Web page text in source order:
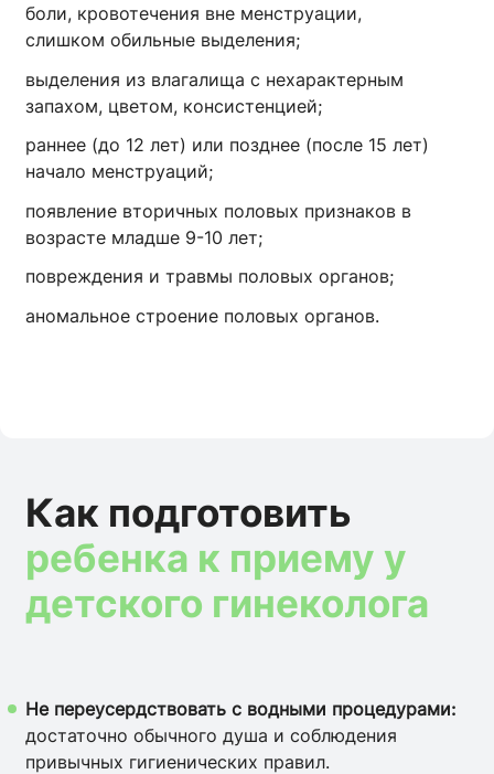
боли, кровотечения вне менструации,
слишком обильные выделения;
выделения из влагалища с нехарактерным
запахом, цветом, консистенцией;
раннее (до 12 лет) или позднее (после 15 лет)
начало менструаций;
появление вторичных половых признаков в
возрасте младше 9-10 лет;
повреждения и травмы половых органов;
аномальное строение половых органов.
Как подготовить
ребенка к приему у
детского гинеколога
Не переусердствовать с водными процедурами:
достаточно обычного душа и соблюдения
привычных гигиенических правил.